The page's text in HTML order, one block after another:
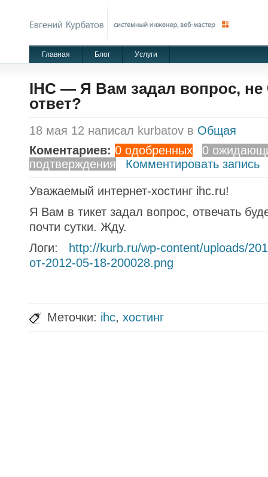
Главная Блог Уcлуги
IHC — Я Вам задал вопрос, не
ответ?
18 мая 12 написал kurbatov в Общая
Коментариев: 0 одобренных
0
подтверждения
Комментировать запись
Уважаемый интернет-хостинг ihc.ru!
Я Вам в тикет задал вопрос, отвечать
почти сутки. Жду.
Логи:
http://kurb.ru/wp-content/uploads/
от-2012-05-18-200028.png
Меточки: ihc, хостинг